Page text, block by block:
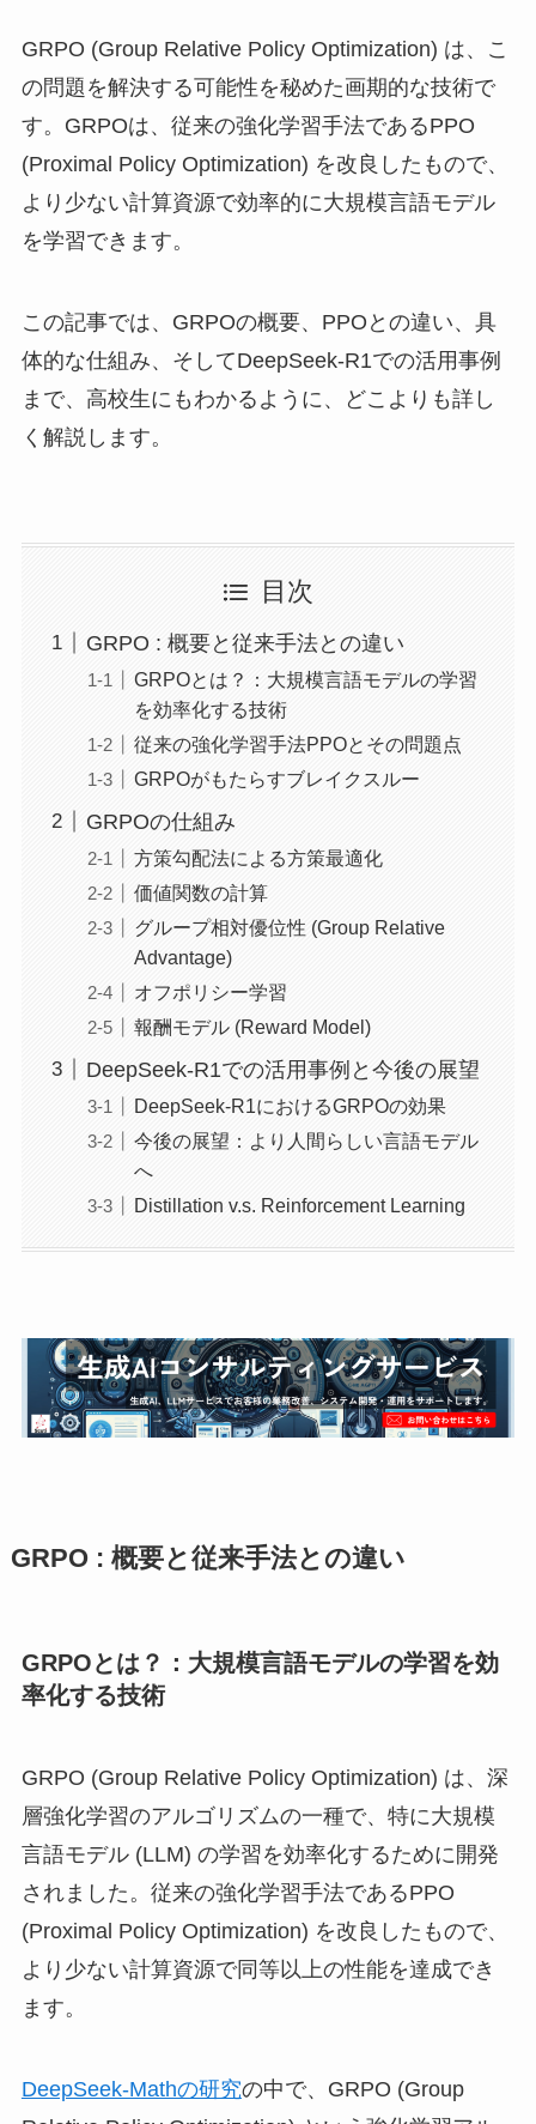
GRPO (Group Relative Policy Optimization) は、こ
の問題を解決する可能性を秘めた画期的な技術で
す。GRPOは、従来の強化学習手法であるPPO
(Proximal Policy Optimization) を改良したもので、
より少ない計算資源で効率的に大規模言語モデル
を学習できます。
この記事では、GRPOの概要、PPOとの違い、具
体的な仕組み、そしてDeepSeek-R1での活用事例
まで、高校生にもわかるように、どこよりも詳し
く解説します。
目次
GRPO : 概要と従来手法との違い
GRPOとは？：大規模言語モデルの学習
を効率化する技術
従来の強化学習手法PPOとその問題点
GRPOがもたらすブレイクスルー
GRPOの仕組み
方策勾配法による方策最適化
価値関数の計算
グループ相対優位性 (Group Relative
Advantage)
オフポリシー学習
報酬モデル (Reward Model)
DeepSeek-R1での活用事例と今後の展望
DeepSeek-R1におけるGRPOの効果
今後の展望：より人間らしい言語モデル
へ
Distillation v.s. Reinforcement Learning
GRPO : 概要と従来手法との違い
GRPOとは？：大規模言語モデルの学習を効
率化する技術
GRPO (Group Relative Policy Optimization) は、深
層強化学習のアルゴリズムの一種で、特に大規模
言語モデル (LLM) の学習を効率化するために開発
されました。従来の強化学習手法であるPPO
(Proximal Policy Optimization) を改良したもので、
より少ない計算資源で同等以上の性能を達成でき
ます。
DeepSeek-Mathの研究の中で、GRPO (Group